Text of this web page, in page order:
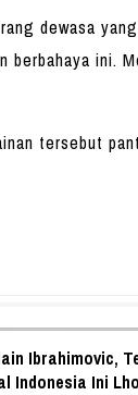
dewasa
berbahaya ini.
tersebut
Ibrahimovic,
Indonesia Ini Lho